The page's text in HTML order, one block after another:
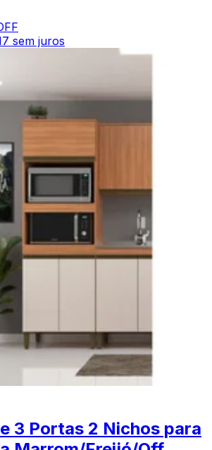
sem juros
3 Portas 2 Nichos para